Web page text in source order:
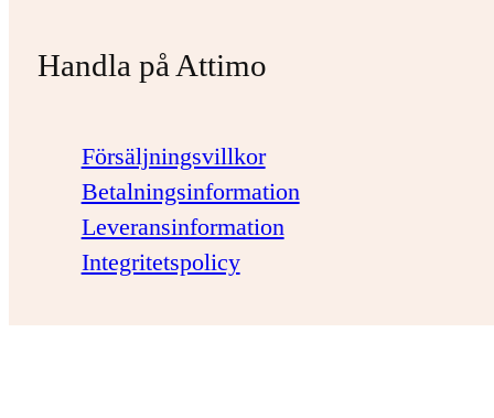
Handla på Attimo
Försäljningsvillkor
Betalningsinformation
Leveransinformation
Integritetspolicy